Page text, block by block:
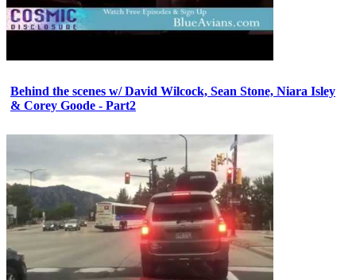
Behind the scenes w/ David Wilcock, Sean Stone, Niara Isley
& Corey Goode - Part2